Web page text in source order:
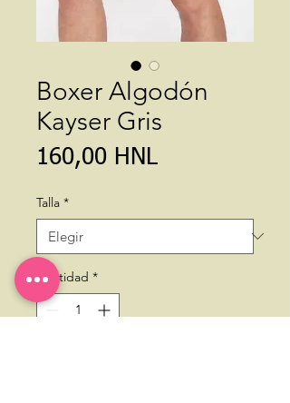
Boxer Algodón
Kayser Gris
160,00 HNLPrecio
Talla *
Cantidad *